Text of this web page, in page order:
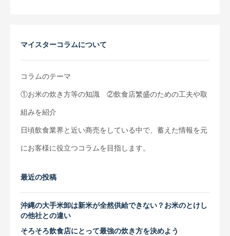
マイスターコラムについて
コラムのテーマ
①お米の炊き方等の知識 ②飲食店繁盛のための工夫や取
組みを紹介
日頃飲食業界と近い商売をしている中で、蓄えた情報を元
にお客様に役立つコラムを目指します。
最近の投稿
沖縄の大手米卸は新米が全然供給できない？お米のとけし
の他社との違い
そろそろ飲食店にとって最強の炊き方を決めよう